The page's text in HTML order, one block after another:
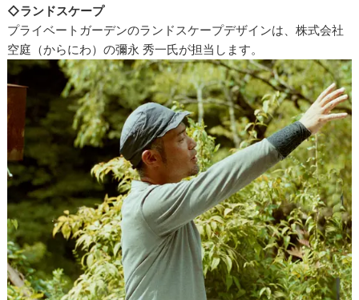
◇ランドスケープ
プライベートガーデンのランドスケープデザインは、株式会社
空庭（からにわ）の彌永 秀一氏が担当します。